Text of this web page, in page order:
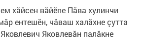
хӑйсен вӑйӗпе Пӑва хулинчи
ентешӗн, чӑваш халăхне çутта
Яковлевăн палӑкне